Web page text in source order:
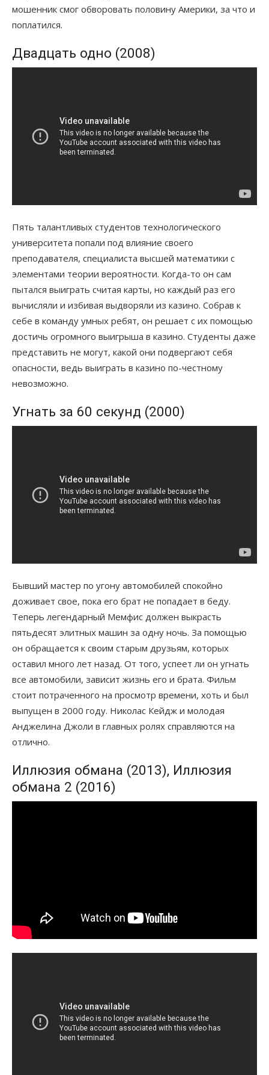
мошенник смог обворовать половину Америки, за что и
поплатился.
Двадцать одно (2008)
Пять талантливых студентов технологического
университета попали под влияние своего
преподавателя, специалиста высшей математики с
элементами теории вероятности. Когда-то он сам
пытался выиграть считая карты, но каждый раз его
вычисляли и избивая выдворяли из казино. Собрав к
себе в команду умных ребят, он решает с их помощью
достичь огромного выигрыша в казино. Студенты даже
представить не могут, какой они подвергают себя
опасности, ведь выиграть в казино по-честному
невозможно.
Угнать за 60 секунд (2000)
Бывший мастер по угону автомобилей спокойно
доживает свое, пока его брат не попадает в беду.
Теперь легендарный Мемфис должен выкрасть
пятьдесят элитных машин за одну ночь. За помощью
он обращается к своим старым друзьям, которых
оставил много лет назад. От того, успеет ли он угнать
все автомобили, зависит жизнь его и брата. Фильм
стоит потраченного на просмотр времени, хоть и был
выпущен в 2000 году. Николас Кейдж и молодая
Анджелина Джоли в главных ролях справляются на
отлично.
Иллюзия обмана (2013), Иллюзия
обмана 2 (2016)